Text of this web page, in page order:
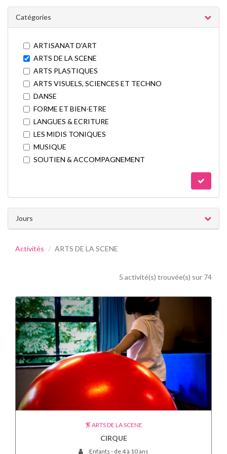
Catégories
ARTISANAT D'ART
ARTS DE LA SCENE
ARTS PLASTIQUES
ARTS VISUELS, SCIENCES ET TECHNO
DANSE
FORME ET BIEN-ETRE
LANGUES & ECRITURE
LES MIDIS TONIQUES
MUSIQUE
SOUTIEN & ACCOMPAGNEMENT
Jours
Activités ARTS DE LA SCENE
5 activité(s) trouvée(s) sur 74
ARTS DE LA SCENE
CIRQUE
Enfants - de 4 à 10 ans